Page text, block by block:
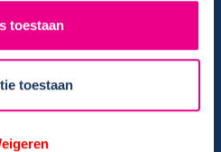
toestaan
toestaan
campers